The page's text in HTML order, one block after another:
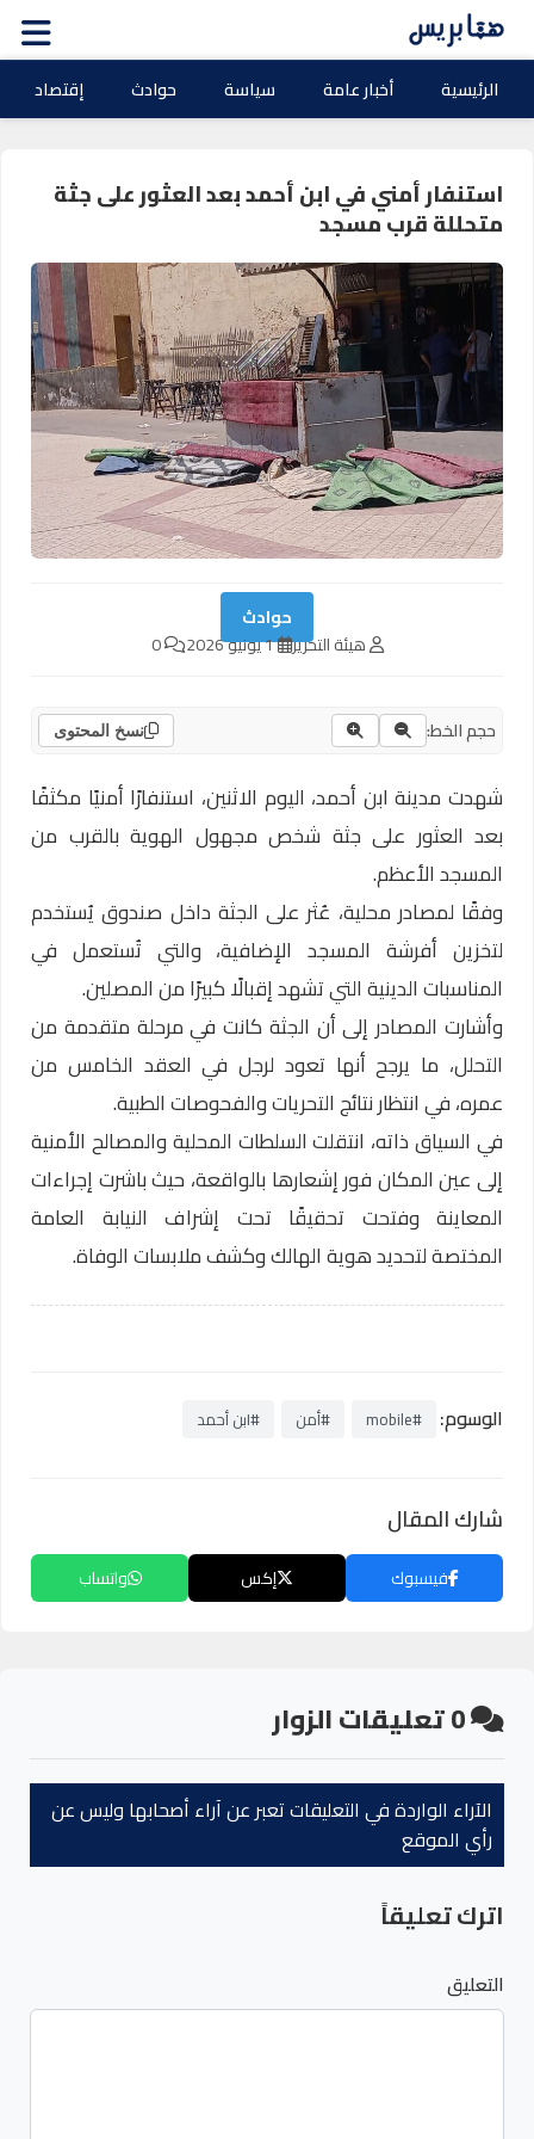
الرئيسية أخبار عامة سياسة حوادث إقتصاد
استنفار أمني في ابن أحمد بعد العثور على جثة
متحللة قرب مسجد
حوادث
هيئة التحرير 1 يونيو 2026 0
حجم الخط: نسخ المحتوى
شهدت مدينة ابن أحمد، اليوم الاثنين، استنفارًا أمنيًا مكثفًا
بعد العثور على جثة شخص مجهول الهوية بالقرب من
المسجد الأعظم.
وفقًا لمصادر محلية، عُثر على الجثة داخل صندوق يُستخدم
لتخزين أفرشة المسجد الإضافية، والتي تُستعمل في
المناسبات الدينية التي تشهد إقبالًا كبيرًا من المصلين.
وأشارت المصادر إلى أن الجثة كانت في مرحلة متقدمة من
التحلل، ما يرجح أنها تعود لرجل في العقد الخامس من
عمره، في انتظار نتائج التحريات والفحوصات الطبية.
في السياق ذاته، انتقلت السلطات المحلية والمصالح الأمنية
إلى عين المكان فور إشعارها بالواقعة، حيث باشرت إجراءات
المعاينة وفتحت تحقيقًا تحت إشراف النيابة العامة
المختصة لتحديد هوية الهالك وكشف ملابسات الوفاة.
الوسوم: #mobile #أمن #ابن أحمد
شارك المقال
فيسبوك إكس واتساب
0تعليقات الزوار
الآراء الواردة في التعليقات تعبر عن آراء أصحابها وليس عن
رأي الموقع
اترك تعليقاً
التعليق